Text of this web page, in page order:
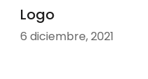
Logo
6 diciembre, 2021